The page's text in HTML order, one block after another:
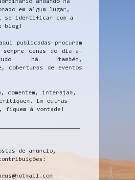
andando na
em algum lugar,
se identificar com a
blog!
publicadas procuram
sempre cenas do dia-a-
há também,
coberturas de eventos
comentem, interajam,
Em outras
fiquem à vontade!
de anúncio,